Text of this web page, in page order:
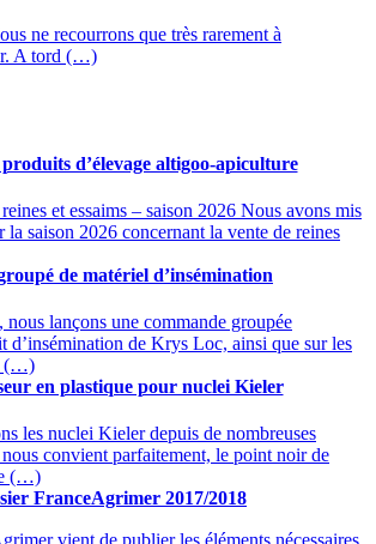
ne recourrons que très rarement à
A tord (…)
d’élevage altigoo-apiculture
et essaims – saison 2026 Nous avons mis
la saison 2026 concernant la vente de reines
de matériel d’insémination
nous lançons une commande groupée
d’insémination de Krys Loc, ainsi que sur les
(…)
en plastique pour nuclei Kieler
les nuclei Kieler depuis de nombreuses
convient parfaitement, le point noir de
(…)
FranceAgrimer 2017/2018